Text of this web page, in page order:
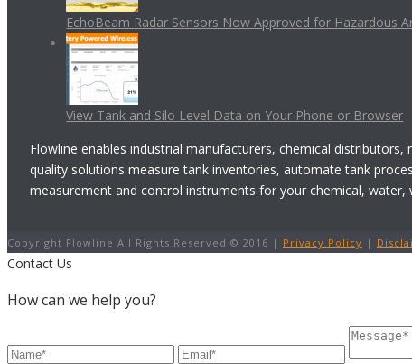
EchoBeam Radar Sensors Now Approved for Hazardous
View Tank and Silo Level Data on Your Phone or Browser
Flowline enables industrial manufacturers, chemical
quality solutions measure tank inventories, automate tank
measurement and control instruments for your chemical, water,
Copyright Flowline All Rights Reserved © 2016 | Privacy Policy |
Contact Us
How can we help you?